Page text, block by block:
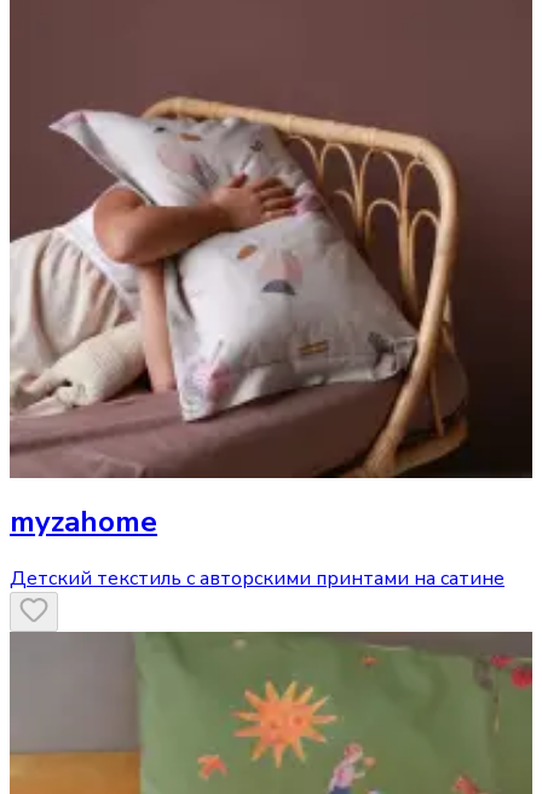
myzahome
Детский текстиль с авторскими принтами на сатине